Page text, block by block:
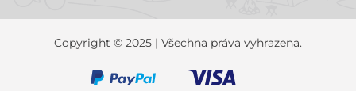
Copyright © 2025 | Všechna práva vyhrazena.